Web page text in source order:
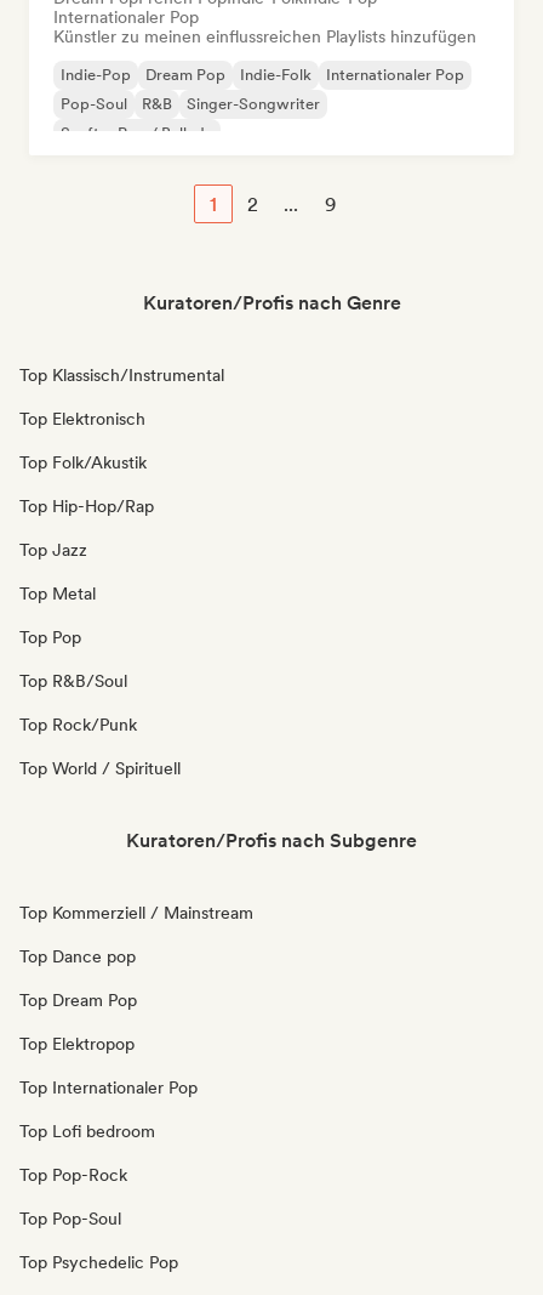
Internationaler Pop
Künstler zu meinen einflussreichen Playlists hinzufügen
Indie-Pop Dream Pop Indie-Folk
Internationaler Pop
Pop-Soul
R&B
Singer-Songwriter
Sanfter Pop / Ballade
1 2 ... 9
Kuratoren/Profis nach Genre
Top Klassisch/Instrumental
Top Elektronisch
Top Folk/Akustik
Top Hip-Hop/Rap
Top Jazz
Top Metal
Top Pop
Top R&B/Soul
Top Rock/Punk
Top World / Spirituell
Kuratoren/Profis nach Subgenre
Top Kommerziell / Mainstream
Top Dance pop
Top Dream Pop
Top Elektropop
Top Internationaler Pop
Top Lofi bedroom
Top Pop-Rock
Top Pop-Soul
Top Psychedelic Pop